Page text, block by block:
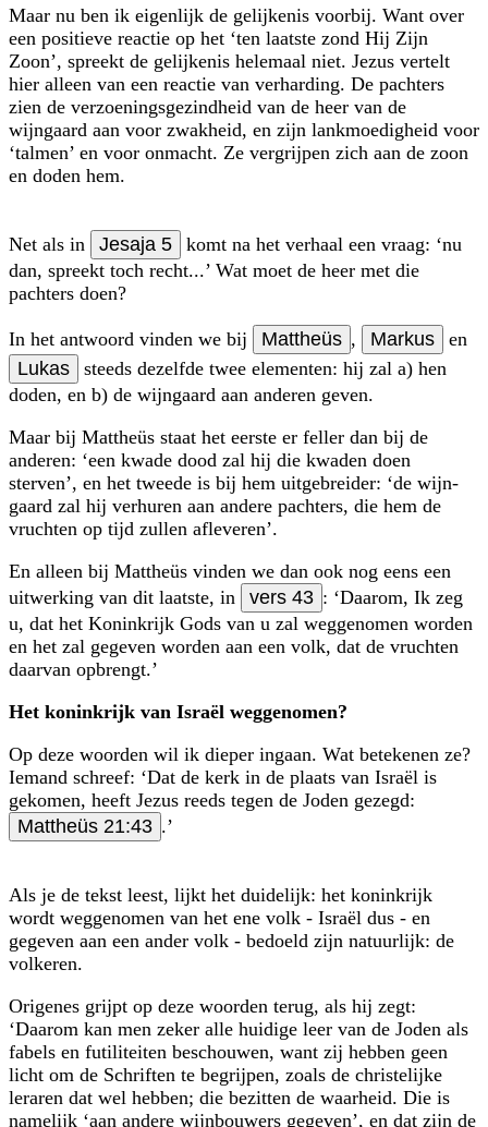
Maar nu ben ik eigenlijk de gelijkenis voorbij. Want over
een positieve reactie op het ‘ten laatste zond Hij Zijn
Zoon’, spreekt de gelijkenis helemaal niet. Jezus vertelt
hier alleen van een reactie van verharding. De pachters
zien de verzoenings­gezindheid van de heer van de
wijngaard aan voor zwakheid, en zijn lankmoedigheid voor
‘talmen’ en voor onmacht. Ze vergrijpen zich aan de zoon
en doden hem.
Net als in Jesaja 5
komt na het verhaal een vraag: ‘nu
dan, spreekt toch recht...’ Wat moet de heer met die
pachters doen?
In het antwoord vinden we bij Mattheüs , Markus
en
Lukas
steeds dezelfde twee elementen: hij zal a) hen
doden, en b) de wijngaard aan anderen geven.
Maar bij Mattheüs staat het eerste er feller dan bij de
anderen: ‘een kwade dood zal hij die kwaden doen
sterven’, en het tweede is bij hem uitgebreider: ‘de wijn­
gaard zal hij verhuren aan andere pachters, die hem de
vruchten op tijd zullen afleveren’.
En alleen bij Mattheüs vinden we dan ook nog eens een
uitwerking van dit laatste, in
vers 43 : ‘Daarom, Ik zeg
u, dat het Koninkrijk Gods van u zal weggenomen worden
en het zal gegeven worden aan een volk, dat de vruchten
daarvan opbrengt.’
Het koninkrijk van Israël weggenomen?
Op deze woorden wil ik dieper ingaan. Wat betekenen ze?
Iemand schreef: ‘Dat de kerk in de plaats van Israël is
gekomen, heeft Jezus reeds tegen de Joden gezegd:
Mattheüs 21:43 .’
Als je de tekst leest, lijkt het duidelijk: het koninkrijk
wordt weggenomen van het ene volk - Israël dus - en
gegeven aan een ander volk - bedoeld zijn natuurlijk: de
volkeren.
Origenes grijpt op deze woorden terug, als hij zegt:
‘Daarom kan men zeker alle huidige leer van de Joden als
fabels en futiliteiten beschouwen, want zij hebben geen
licht om de Schriften te begrijpen, zoals de christelijke
leraren dat wel hebben; die bezitten de waarheid. Die is
namelijk ‘aan andere wijnbouwers gegeven’, en dat zijn de